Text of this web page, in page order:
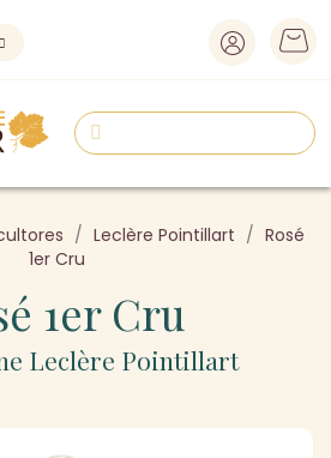
Leclère Pointillart
Rosé
1er Cru
1er Cru
Leclère Pointillart